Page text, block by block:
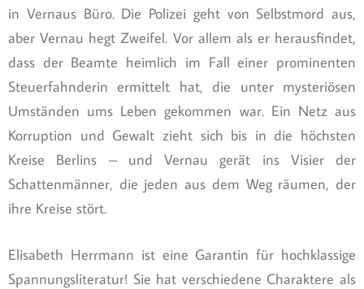
in Vernaus Büro. Die Polizei geht von Selbstmord aus,
aber Vernau hegt Zweifel. Vor allem als er herausfindet,
dass der Beamte heimlich im Fall einer prominenten
Steuerfahnderin ermittelt hat, die unter mysteriösen
Umständen ums Leben gekommen war. Ein Netz aus
Korruption und Gewalt zieht sich bis in die höchsten
Kreise Berlins – und Vernau gerät ins Visier der
Schattenmänner, die jeden aus dem Weg räumen, der
ihre Kreise stört.
Elisabeth Herrmann ist eine Garantin für hochklassige
Spannungsliteratur! Sie hat verschiedene Charaktere als